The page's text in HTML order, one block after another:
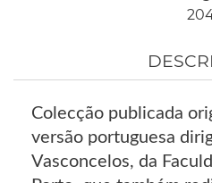
Colecção publicada
versão portuguesa
Vasconcelos, da